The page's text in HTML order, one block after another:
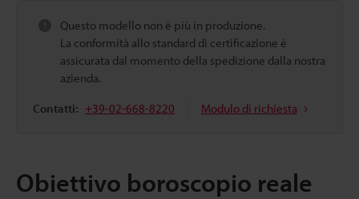
Questo modello non è più in produzione.
La conformità allo standard di certificazione è
assicurata dal momento della spedizione dalla nostra
azienda.
Contatti: +39-02-668-8220 Modulo di richiesta
Obiettivo boroscopio reale